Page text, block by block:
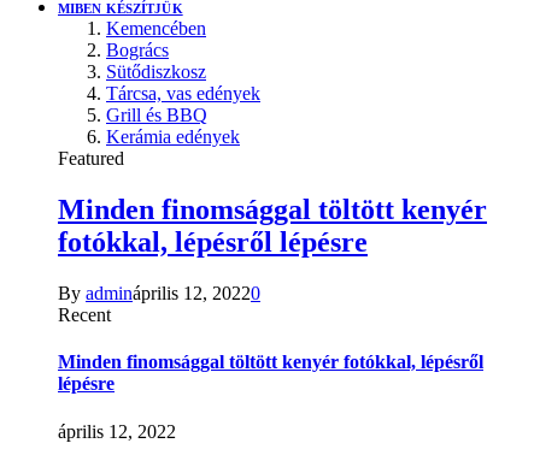
MIBEN KÉSZÍTJÜK
Kemencében
Bogrács
Sütődiszkosz
Tárcsa, vas edények
Grill és BBQ
Kerámia edények
Featured
Minden finomsággal töltött kenyér
fotókkal, lépésről lépésre
By admináprilis 12, 20220
Recent
Minden finomsággal töltött kenyér fotókkal, lépésről
lépésre
április 12, 2022